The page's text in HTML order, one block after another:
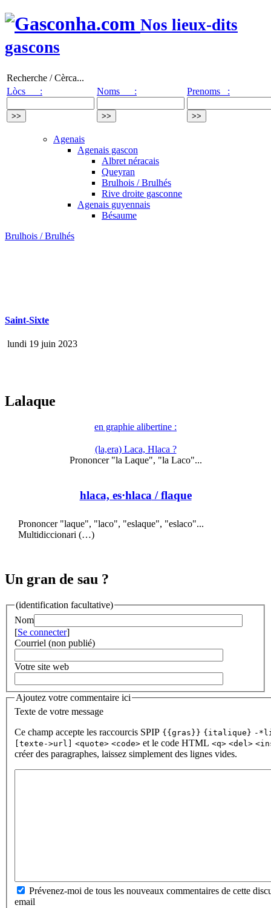
Nos lieux-dits
gascons
Recherche / Cèrca...
Lòcs :
Noms : Prenoms :
Agenais
Agenais gascon
Albret néracais
Queyran
Brulhois / Brulhés
Rive droite gasconne
Agenais guyennais
Bésaume
Brulhois / Brulhés
Saint-Sixte
lundi 19 juin 2023
Lalaque
en graphie alibertine :
(la,era) Laca, Hlaca ?
Prononcer "la Laque", "la Laco"...
hlaca, es·hlaca / flaque
Prononcer "laque", "laco", "eslaque", "eslaco"...
Multidiccionari (…)
Un gran de sau ?
(identification facultative)
Nom
[Se connecter]
Courriel (non publié)
Votre site web
Ajoutez votre commentaire ici
Texte de votre message
Ce champ accepte les raccourcis SPIP {{gras}} {italique} -
[texte->url]
<quote> <code> et le code HTML <q> <del>
créer des paragraphes, laissez simplement des lignes vides.
Prévenez-moi de tous les nouveaux commentaires de cette
email